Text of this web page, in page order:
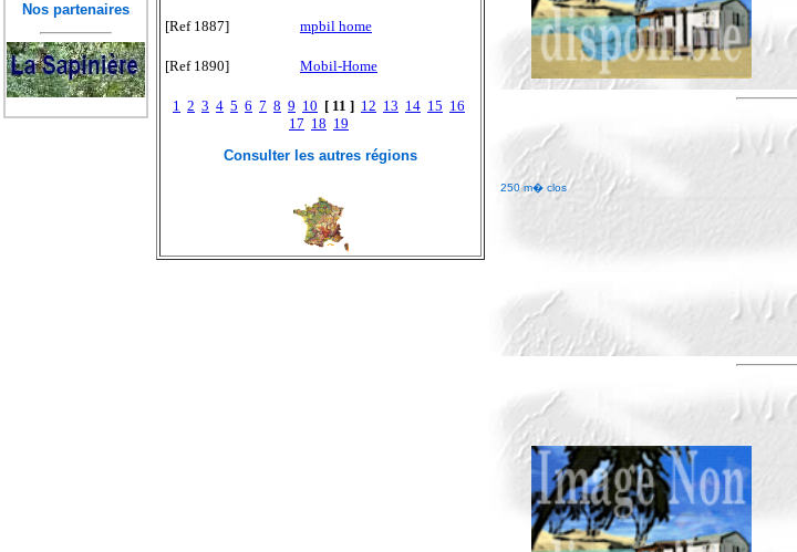
Nos partenaires
[Ref 1887] mpbil home
[Ref 1890] Mobil-Home
1 2 3 4 5 6 7 8 9 10 [ 11 ] 12 13 14 15 16
17 18 19
Consulter les autres régions
250 m� clos